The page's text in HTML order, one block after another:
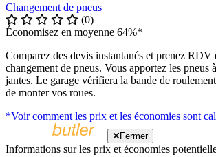
Changement de pneus
(0)
Économisez en moyenne 64%*
Comparez des devis instantanés et prenez RDV
changement de pneus. Vous apportez les pneus
jantes. Le garage vérifiera la bande de
de monter vos roues.
*Voir comment les prix et les économies sont
Fermer
Informations sur les prix et économies